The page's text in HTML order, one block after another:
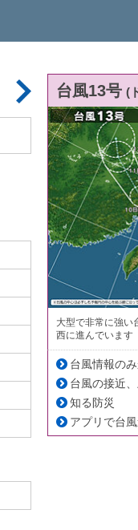
台風13号 (
大型で非常に強い
西に進んでいます
台風情報の
台風の接近
知る防災
アプリで台